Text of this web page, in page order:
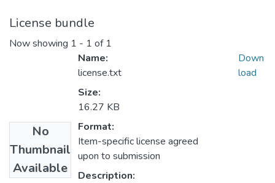
License bundle
Now showing 1 - 1 of 1
No
Thumbnail
Available
Name:
license.txt
Size:
16.27 KB
Format:
Item-specific license agreed
upon to submission
Description:
Down
load